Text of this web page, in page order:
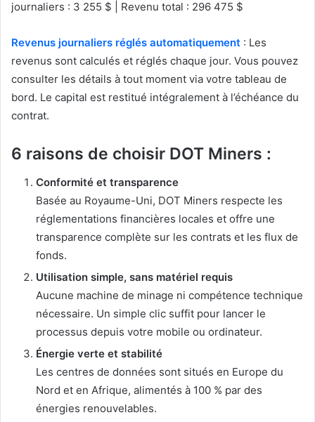
journaliers : 3 255 $ | Revenu total : 296 475 $
Revenus journaliers réglés automatiquement : Les
revenus sont calculés et réglés chaque jour. Vous pouvez
consulter les détails à tout moment via votre tableau de
bord. Le capital est restitué intégralement à l’échéance du
contrat.
6 raisons de choisir DOT Miners :
Conformité et transparence
Basée au Royaume-Uni, DOT Miners respecte les
réglementations financières locales et offre une
transparence complète sur les contrats et les flux de
fonds.
Utilisation simple, sans matériel requis
Aucune machine de minage ni compétence technique
nécessaire. Un simple clic suffit pour lancer le
processus depuis votre mobile ou ordinateur.
Énergie verte et stabilité
Les centres de données sont situés en Europe du
Nord et en Afrique, alimentés à 100 % par des
énergies renouvelables.